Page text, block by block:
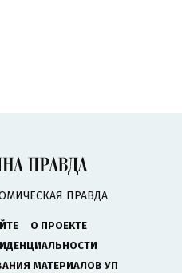
ПРАВДА
О ПРОЕКТЕ
МАТЕРИАЛОВ УП